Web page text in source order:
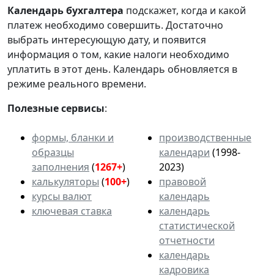
Календарьбухгалтера подскажет, когда и какой
платеж необходимо совершить. Достаточно
выбрать интересующую дату, и появится
информация о том, какие налоги необходимо
уплатить в этот день. Календарь обновляется в
режиме реального времени.
Полезные сервисы:
формы, бланки и
образцы
заполнения (1267+)
калькуляторы (100+)
курсы валют
ключевая ставка
производственные
календари (1998-
2023)
правовой
календарь
календарь
статистической
отчетности
календарь
кадровика